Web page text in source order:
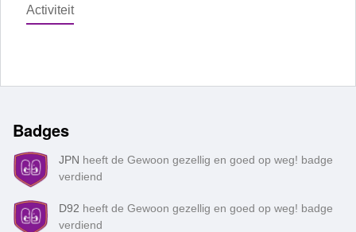
Activiteit
Badges
JPN heeft de Gewoon gezellig en goed op weg! badge
verdiend
D92 heeft de Gewoon gezellig en goed op weg! badge
verdiend